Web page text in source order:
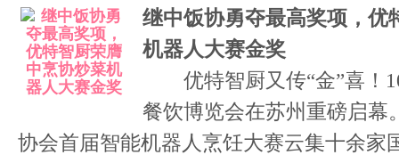
继中饭协勇夺最高奖项，优
机器人大赛金奖
优特智厨又传“金”喜！
餐饮博览会在苏州重磅启幕
协会首届智能机器人烹饪大赛云集十余家